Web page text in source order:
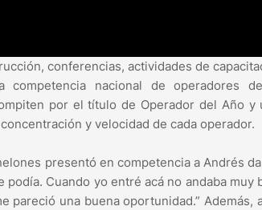
conferencias, actividades de
competencia nacional de operadores
por el título de Operador del Año y
y velocidad de cada operador.
presentó en competencia a Andrés
Cuando yo entré acá no andaba muy
pareció una buena oportunidad.” Además,